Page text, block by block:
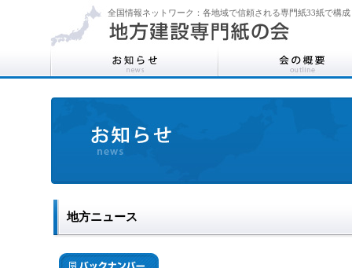
全国情報ネットワーク：各地域で信頼される専門紙33紙で構成
地方ニュース